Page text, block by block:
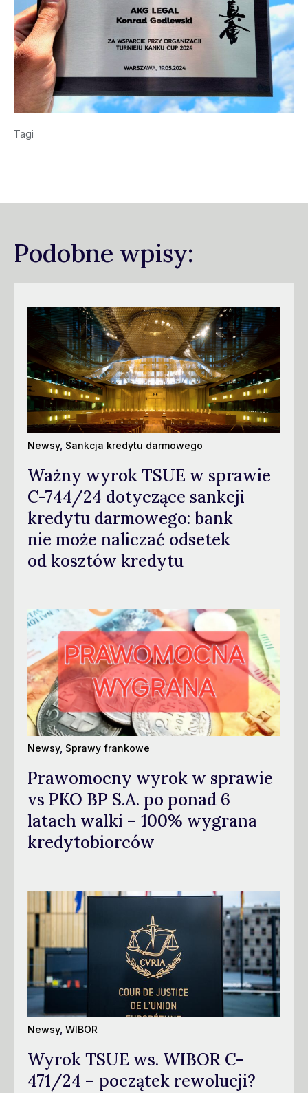
Tagi
Podobne wpisy:
Newsy, Sankcja kredytu darmowego
Ważny wyrok TSUE w sprawie
C-744/24 dotyczące sankcji
kredytu darmowego: bank
nie może naliczać odsetek
od kosztów kredytu
Newsy, Sprawy frankowe
Prawomocny wyrok w sprawie
vs PKO BP S.A. po ponad 6
latach walki – 100% wygrana
kredytobiorców
Newsy, WIBOR
Wyrok TSUE ws. WIBOR C-
471/24 – początek rewolucji?